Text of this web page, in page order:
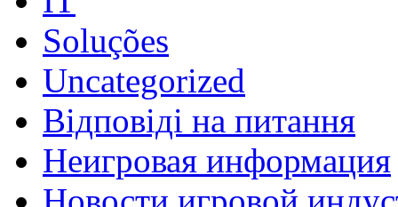
Soluções
Uncategorized
Відповіді на питання
Неигровая информация